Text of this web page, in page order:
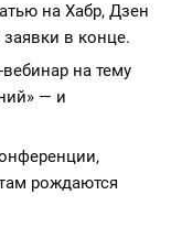
на Хабр, Дзен
в конце.
на тему
— и
рождаются